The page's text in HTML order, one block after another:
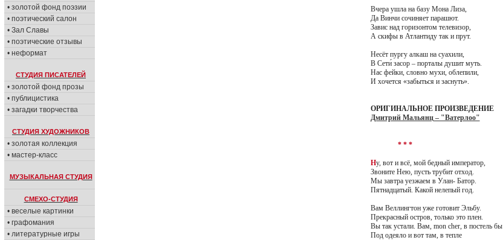
• золотой фонд поэзии
• поэтический салон
• Зал Славы
• поэтические отзывы
• неформат
СТУДИЯ ПИСАТЕЛЕЙ
• золотой фонд прозы
• публицистика
• загадки творчества
СТУДИЯ ХУДОЖНИКОВ
• золотая коллекция
• мастер-класс
МУЗЫКАЛЬНАЯ СТУДИЯ
СМЕХО-СТУДИЯ
• веселые картинки
• графомания
• литературные игры
Вчера ушла на базу Мона Лиза,
Да Винчи сочиняет парашют.
Завис над горизонтом телевизор,
А скифы в Атлантиду так и прут.
Несёт пургу алкаш на суахили,
В Сети́ засор – порталы душит муть.
Нас фейки, словно мухи, облепили,
И хочется «забыться и заснуть».
ОРИГИНАЛЬНОЕ ПРОИЗВЕДЕНИЕ
Дмитрий Мальянц – "Ватерлоо"
* * *
Ну, вот и всё, мой бедный император,
Звоните Нею, пусть трубит отход.
Мы завтра уезжаем в Улан- Батор.
Пятнадцатый. Какой нелепый год.
Вам Веллингтон уже готовит Эльбу.
Прекрасный остров, только это плен.
Вы так устали. Вам, mon cher, в постель бы
Под одеяло и вот там, в тепле